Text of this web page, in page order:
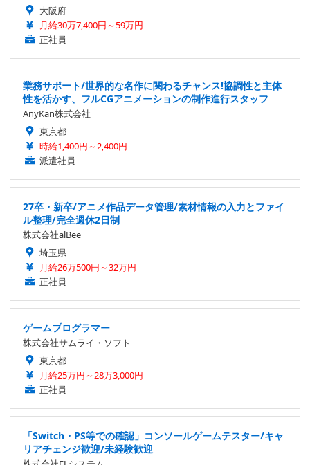
大阪府
月給30万7,400円～59万円
正社員
業務サポート/世界的な名作に関わるチャンス!協調性と主体
性を活かす、フルCGアニメーションの制作進行スタッフ
AnyKan株式会社
東京都
時給1,400円～2,400円
派遣社員
27卒・新卒/アニメ作品データ管理/素材情報の入力とファイ
ル整理/完全週休2日制
株式会社alBee
埼玉県
月給26万500円～32万円
正社員
ゲームプログラマー
株式会社サムライ・ソフト
東京都
月給25万円～28万3,000円
正社員
「Switch・PS等での確認」コンソールゲームテスター/キャ
リアチェンジ歓迎/未経験歓迎